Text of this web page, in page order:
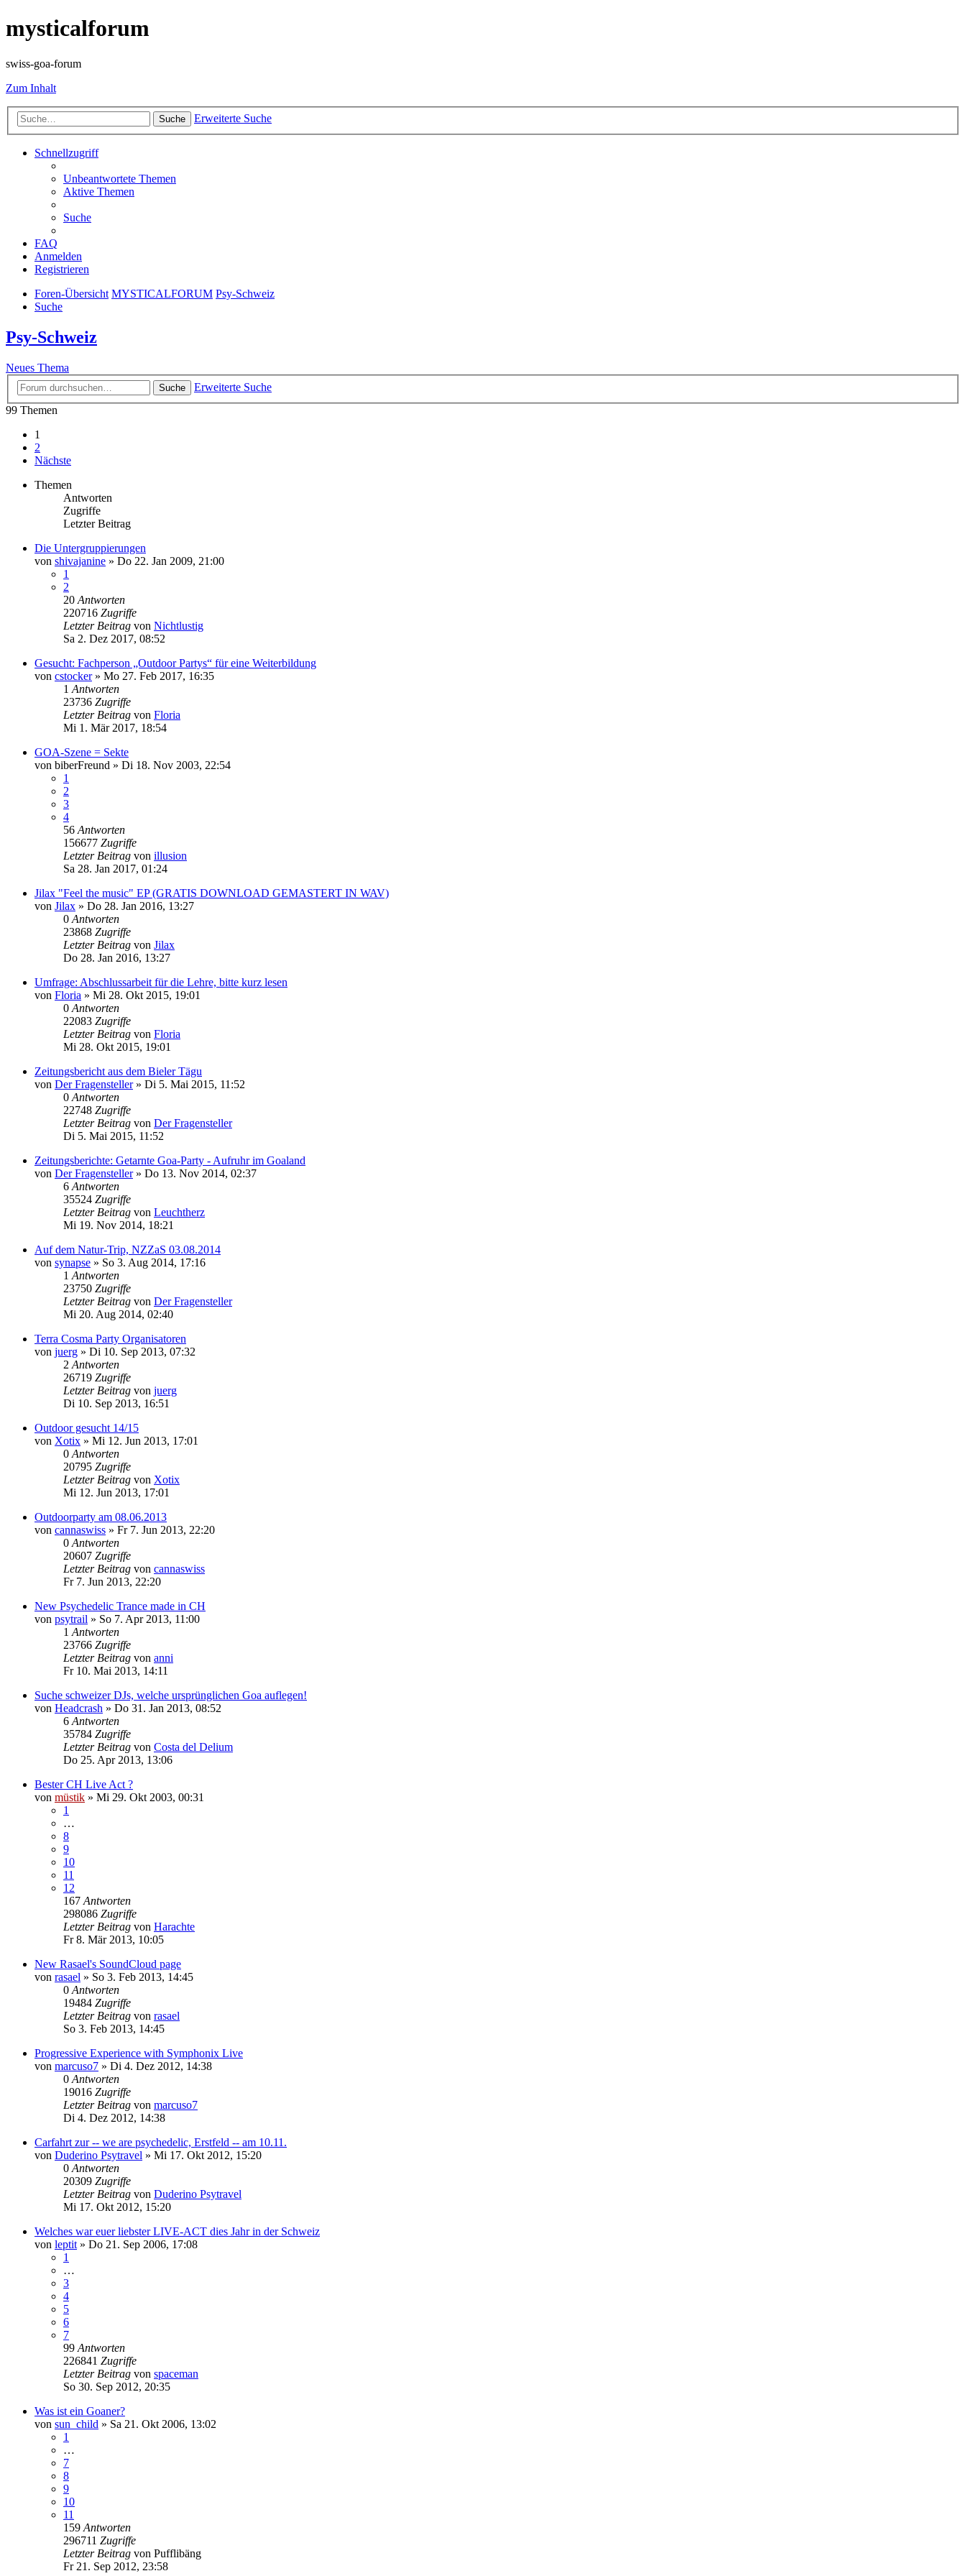
mysticalforum
swiss-goa-forum
Zum Inhalt
Suche Erweiterte Suche
Schnellzugriff
Unbeantwortete Themen
Aktive Themen
Suche
FAQ
Anmelden
Registrieren
Foren-Übersicht MYSTICALFORUM Psy-Schweiz
Suche
Psy-Schweiz
Neues Thema
Suche
Erweiterte Suche
99 Themen
1
2
Nächste
Themen
Antworten
Zugriffe
Letzter Beitrag
Die Untergruppierungen
von shivajanine » Do 22. Jan 2009, 21:00
1
2
20 Antworten
220716 Zugriffe
Letzter Beitrag von Nichtlustig
Sa 2. Dez 2017, 08:52
Gesucht: Fachperson „Outdoor Partys“ für eine Weiterbildung
von cstocker» Mo 27. Feb 2017, 16:35
1 Antworten
23736 Zugriffe
Letzter Beitrag von Floria
Mi 1. Mär 2017, 18:54
GOA-Szene = Sekte
von biberFreund » Di 18. Nov 2003, 22:54
1
2
3
4
56 Antworten
156677 Zugriffe
Letzter Beitrag von illusion
Sa 28. Jan 2017, 01:24
Jilax "Feel the music" EP (GRATIS DOWNLOAD GEMASTERT IN WAV)
von Jilax » Do 28. Jan 2016, 13:27
0 Antworten
23868 Zugriffe
Letzter Beitrag von Jilax
Do 28. Jan 2016, 13:27
Umfrage: Abschlussarbeit für die Lehre, bitte kurz lesen
von Floria » Mi 28. Okt 2015, 19:01
0 Antworten
22083 Zugriffe
Letzter Beitrag von Floria
Mi 28. Okt 2015, 19:01
Zeitungsbericht aus dem Bieler Tägu
von Der Fragensteller» Di 5. Mai 2015, 11:52
0 Antworten
22748 Zugriffe
Letzter Beitrag von Der Fragensteller
Di 5. Mai 2015, 11:52
Zeitungsberichte: Getarnte Goa-Party - Aufruhr im Goaland
von Der Fragensteller» Do 13. Nov 2014, 02:37
6 Antworten
35524 Zugriffe
Letzter Beitrag von Leuchtherz
Mi 19. Nov 2014, 18:21
Auf dem Natur-Trip, NZZaS 03.08.2014
von synapse » So 3. Aug 2014, 17:16
1 Antworten
23750 Zugriffe
Letzter Beitrag von Der Fragensteller
Mi 20. Aug 2014, 02:40
Terra Cosma Party Organisatoren
von juerg » Di 10. Sep 2013, 07:32
2 Antworten
26719 Zugriffe
Letzter Beitrag von juerg
Di 10. Sep 2013, 16:51
Outdoor gesucht 14/15
von Xotix » Mi 12. Jun 2013, 17:01
0 Antworten
20795 Zugriffe
Letzter Beitrag von Xotix
Mi 12. Jun 2013, 17:01
Outdoorparty am 08.06.2013
von cannaswiss » Fr 7. Jun 2013, 22:20
0 Antworten
20607 Zugriffe
Letzter Beitrag von cannaswiss
Fr 7. Jun 2013, 22:20
New Psychedelic Trance made in CH
von psytrail » So 7. Apr 2013, 11:00
1 Antworten
23766 Zugriffe
Letzter Beitrag von anni
Fr 10. Mai 2013, 14:11
Suche schweizer DJs, welche ursprünglichen Goa auflegen!
von Headcrash » Do 31. Jan 2013, 08:52
6 Antworten
35784 Zugriffe
Letzter Beitrag von Costa del Delium
Do 25. Apr 2013, 13:06
Bester CH Live Act ?
von müstik » Mi 29. Okt 2003, 00:31
1
…
8
9
10
11
12
167 Antworten
298086 Zugriffe
Letzter Beitrag von Harachte
Fr 8. Mär 2013, 10:05
New Rasael's SoundCloud page
von rasael » So 3. Feb 2013, 14:45
0 Antworten
19484 Zugriffe
Letzter Beitrag von rasael
So 3. Feb 2013, 14:45
Progressive Experience with Symphonix Live
von marcuso7 » Di 4. Dez 2012, 14:38
0 Antworten
19016 Zugriffe
Letzter Beitrag von marcuso7
Di 4. Dez 2012, 14:38
Carfahrt zur -- we are psychedelic, Erstfeld -- am 10.11.
von Duderino Psytravel » Mi 17. Okt 2012, 15:20
0 Antworten
20309 Zugriffe
Letzter Beitrag von Duderino Psytravel
Mi 17. Okt 2012, 15:20
Welches war euer liebster LIVE-ACT dies Jahr in der Schweiz
von leptit » Do 21. Sep 2006, 17:08
1
…
3
4
5
6
7
99 Antworten
226841 Zugriffe
Letzter Beitrag von spaceman
So 30. Sep 2012, 20:35
Was ist ein Goaner?
von sun_child » Sa 21. Okt 2006, 13:02
1
…
7
8
9
10
11
159 Antworten
296711 Zugriffe
Letzter Beitrag von Pufflibäng
Fr 21. Sep 2012, 23:58